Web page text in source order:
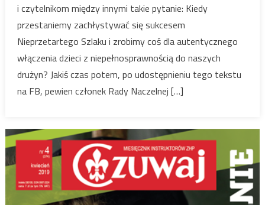
i czytelnikom między innymi takie pytanie: Kiedy
przestaniemy zachłystywać się sukcesem
Nieprzetartego Szlaku i zrobimy coś dla autentycznego
włączenia dzieci z niepełnosprawnością do naszych
drużyn? Jakiś czas potem, po udostępnieniu tego tekstu
na FB, pewien członek Rady Naczelnej […]